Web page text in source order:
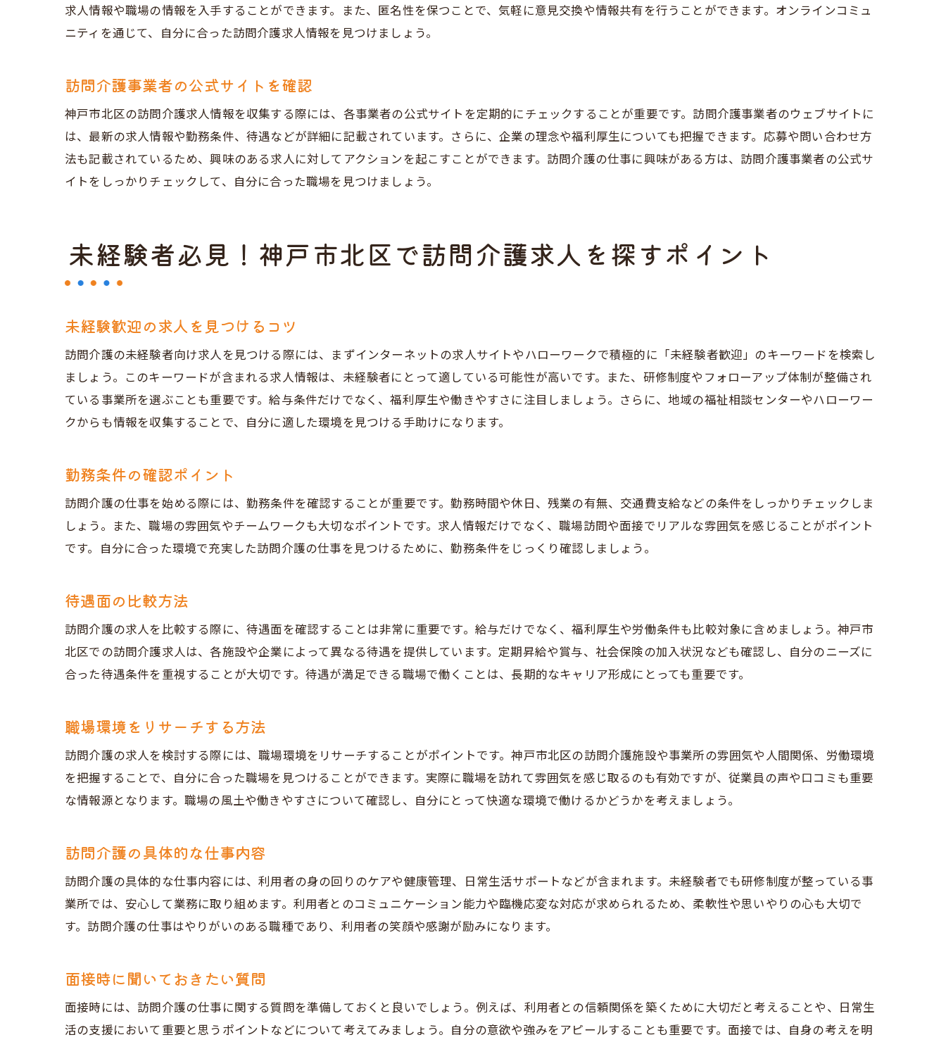
フォローアップの重要性
訪問介護の求人を神戸市北区で探す際の重要なポイント
募集要項と実際の仕事内容の違い
勤務時間とシフト体系の確認
福利厚生と待遇面のチェック
初めての求人サイト登録方法
応募書類の書き方と提出方法
採用後のフォローアップ体制
神戸市北区での訪問介護求人を探すための具体的な方法
求人検索の基本的な流れ
訪問介護業界のトレンドを知る
口コミや評判を調べる方法
採用担当者とのコミュニケーション方法
求人情報や職場の情報を入手することができます。また、匿名性を保つことで、気軽に意見交換や情報共有を行うことができます。オンラインコミュ
ニティを通じて、自分に合った訪問介護求人情報を見つけましょう。
訪問介護事業者の公式サイトを確認
神戸市北区の訪問介護求人情報を収集する際には、各事業者の公式サイトを定期的にチェックすることが重要です。訪問介護事業者のウェブサイトに
は、最新の求人情報や勤務条件、待遇などが詳細に記載されています。さらに、企業の理念や福利厚生についても把握できます。応募や問い合わせ方
法も記載されているため、興味のある求人に対してアクションを起こすことができます。訪問介護の仕事に興味がある方は、訪問介護事業者の公式サ
イトをしっかりチェックして、自分に合った職場を見つけましょう。
未経験者必見！神戸市北区で訪問介護求人を探すポイント
未経験歓迎の求人を見つけるコツ
訪問介護の未経験者向け求人を見つける際には、まずインターネットの求人サイトやハローワークで積極的に「未経験者歓迎」のキーワードを検索し
ましょう。このキーワードが含まれる求人情報は、未経験者にとって適している可能性が高いです。また、研修制度やフォローアップ体制が整備され
ている事業所を選ぶことも重要です。給与条件だけでなく、福利厚生や働きやすさに注目しましょう。さらに、地域の福祉相談センターやハローワー
クからも情報を収集することで、自分に適した環境を見つける手助けになります。
勤務条件の確認ポイント
訪問介護の仕事を始める際には、勤務条件を確認することが重要です。勤務時間や休日、残業の有無、交通費支給などの条件をしっかりチェックしま
しょう。また、職場の雰囲気やチームワークも大切なポイントです。求人情報だけでなく、職場訪問や面接でリアルな雰囲気を感じることがポイント
です。自分に合った環境で充実した訪問介護の仕事を見つけるために、勤務条件をじっくり確認しましょう。
待遇面の比較方法
訪問介護の求人を比較する際に、待遇面を確認することは非常に重要です。給与だけでなく、福利厚生や労働条件も比較対象に含めましょう。神戸市
北区での訪問介護求人は、各施設や企業によって異なる待遇を提供しています。定期昇給や賞与、社会保険の加入状況なども確認し、自分のニーズに
合った待遇条件を重視することが大切です。待遇が満足できる職場で働くことは、長期的なキャリア形成にとっても重要です。
職場環境をリサーチする方法
訪問介護の求人を検討する際には、職場環境をリサーチすることがポイントです。神戸市北区の訪問介護施設や事業所の雰囲気や人間関係、労働環境
を把握することで、自分に合った職場を見つけることができます。実際に職場を訪れて雰囲気を感じ取るのも有効ですが、従業員の声や口コミも重要
な情報源となります。職場の風土や働きやすさについて確認し、自分にとって快適な環境で働けるかどうかを考えましょう。
訪問介護の具体的な仕事内容
訪問介護の具体的な仕事内容には、利用者の身の回りのケアや健康管理、日常生活サポートなどが含まれます。未経験者でも研修制度が整っている事
業所では、安心して業務に取り組めます。利用者とのコミュニケーション能力や臨機応変な対応が求められるため、柔軟性や思いやりの心も大切で
す。訪問介護の仕事はやりがいのある職種であり、利用者の笑顔や感謝が励みになります。
面接時に聞いておきたい質問
面接時には、訪問介護の仕事に関する質問を準備しておくと良いでしょう。例えば、利用者との信頼関係を築くために大切だと考えることや、日常生
活の支援において重要と思うポイントなどについて考えてみましょう。自分の意欲や強みをアピールすることも重要です。面接では、自身の考えを明